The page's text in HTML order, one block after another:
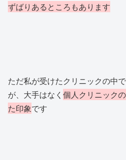
ずばりあるところもあります
ただ私が受けたクリニックの中
が、大手はなく 個人クリニック
た印象です